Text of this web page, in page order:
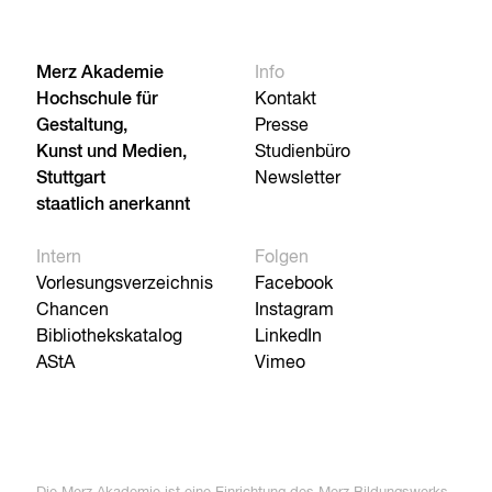
Merz Akademie
Hochschule für
Gestaltung,
Kunst und Medien,
Stuttgart
staatlich anerkannt
Info
Kontakt
Presse
Studienbüro
Newsletter
Intern
Vorlesungsverzeichnis
Chancen
Bibliothekskatalog
AStA
Folgen
Facebook
Instagram
LinkedIn
Vimeo